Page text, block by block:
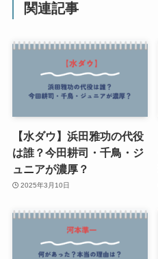
関連記事
【水ダウ】浜田雅功の代役
は誰？今田耕司・千鳥・ジ
ュニアが濃厚？
2025年3月10日